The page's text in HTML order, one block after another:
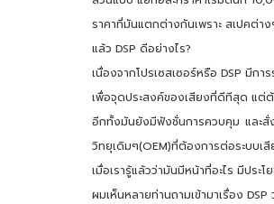
ราคาที่มันแตกต่างกันเพราะ สเปคต่า
แล้ว DSP ดีอย่างไร?
เนื่องจากโปรเซสเซอร์หรือ DSP มีก
เพื่อจุดประสงค์ของเสียงที่ดีทีสุด แต่
อีกทั้งมันยังมีฟังชั่นการควบคุม และ
วิทยุเดิมๆ(OEM)ที่ต้องการต่อระบบเ
เมื่อเรารู้แล้วว่ามันมีหน้าที่อะไร มีปร
ผมเห็นหลายท่านถามเข้ามาเรื่อง